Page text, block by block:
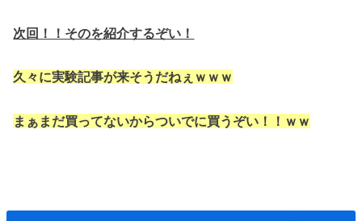
次回！！そのを紹介するぞい！
久々に実験記事が来そうだねぇｗｗｗ
まぁまだ買ってないからついでに買うぞい！！ｗｗ